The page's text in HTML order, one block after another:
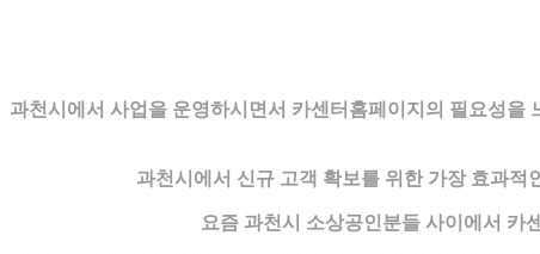
과천시에서 사업을 운영하시면서 카센터홈페이지의 필요성을
과천시에서 신규 고객 확보를 위한 가장 효과
요즘 과천시 소상공인분들 사이에서 카